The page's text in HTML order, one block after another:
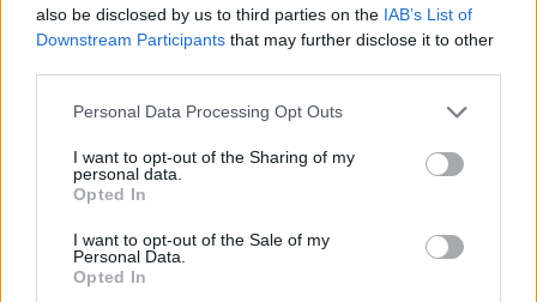
also be disclosed by us to third parties on the IAB’s List of
Downstream Participants that may further disclose it to other
Personal Data Processing Opt Outs
I want to opt-out of the Sharing of my
personal data.
Opted In
I want to opt-out of the Sale of my
Personal Data.
Opted In
The B-52'sno está entre los 500 artistas más
apoyados y visitados de esta semana.
¿Apoyar a The B-52's?
3 0